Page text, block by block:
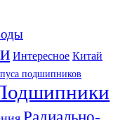
Интересное Китай
подшипников